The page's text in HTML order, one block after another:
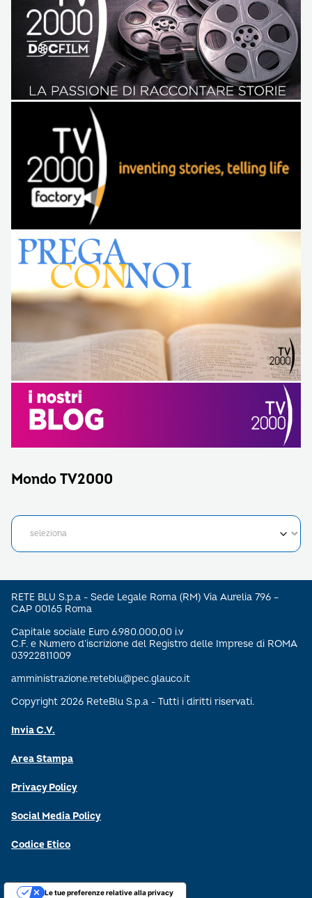
Mondo TV2000
RETE BLU S.p.a - Sede Legale Roma (RM) Via Aurelia 796 –
CAP 00165 Roma
Capitale sociale Euro 6.980.000,00 i.v
C.F. e Numero d’iscrizione del Registro delle Imprese di ROMA
03922811009
amministrazione.reteblu@pec.glauco.it
Copyright 2026 ReteBlu S.p.a - Tutti i diritti riservati.
Invia C.V.
Area Stampa
Privacy Policy
Social Media Policy
Codice Etico
Le tue preferenze relative alla privacy